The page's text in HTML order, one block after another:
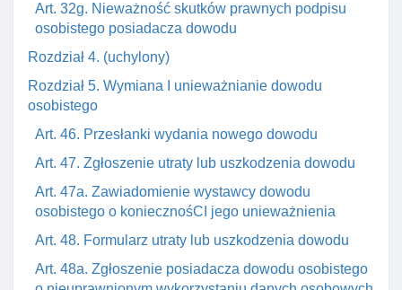
Art. 32g. Nieważność skutków prawnych podpisu
osobistego posiadacza dowodu
Rozdział 4. (uchylony)
Rozdział 5. Wymiana I unieważnianie dowodu
osobistego
Art. 46. Przesłanki wydania nowego dowodu
Art. 47. Zgłoszenie utraty lub uszkodzenia dowodu
Art. 47a. Zawiadomienie wystawcy dowodu
osobistego o koniecznośCI jego unieważnienia
Art. 48. Formularz utraty lub uszkodzenia dowodu
Art. 48a. Zgłoszenie posiadacza dowodu osobistego